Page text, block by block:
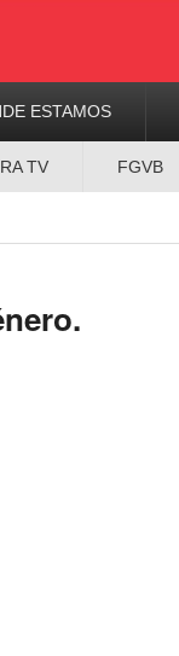
ESTAMOS
TV FGVB